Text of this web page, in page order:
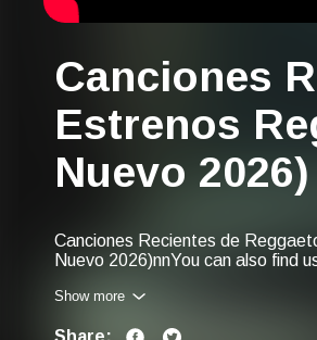
Canciones
Estrenos
Nuevo 2026)
Canciones Recientes de
Nuevo 2026)nnYou can also find
mixnnuevo reggaeton
Show more
Share: